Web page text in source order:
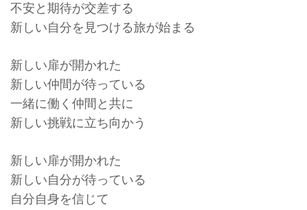
不安と期待が交差する
新しい自分を見つける旅が始まる
新しい扉が開かれた
新しい仲間が待っている
一緒に働く仲間と共に
新しい挑戦に立ち向かう
新しい扉が開かれた
新しい自分が待っている
自分自身を信じて